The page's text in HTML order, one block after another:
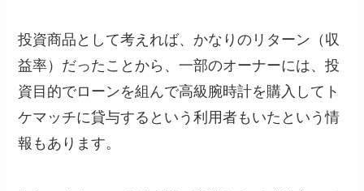
投資商品として考えれば、かなりのリターン（収
益率）だったことから、一部のオーナーには、投
資目的でローンを組んで高級腕時計を購入してト
ケマッチに貸与するという利用者もいたという情
報もあります。